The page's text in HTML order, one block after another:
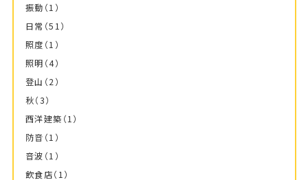
振動 （1）
日常 （51）
照度 （1）
照明 （4）
登山 （2）
秋（3）
西洋建築 （1）
防音 （1）
音波 （1）
飲食店（1）